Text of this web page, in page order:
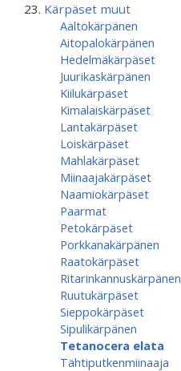
Kärpäset muut
Aaltokärpänen
Aitopalokärpänen
Hedelmäkärpäset
Juurikaskärpänen
Kiilukärpäset
Kimalaiskärpäset
Lantakärpäset
Loiskärpäset
Mahlakärpäset
Miinaajakärpäset
Naamiokärpäset
Paarmat
Petokärpäset
Porkkanakärpänen
Raatokärpäset
Ritarinkannuskärpänen
Ruutukärpäset
Sieppokärpäset
Sipulikärpänen
Tetanocera elata
Tähtiputken­miinaaja